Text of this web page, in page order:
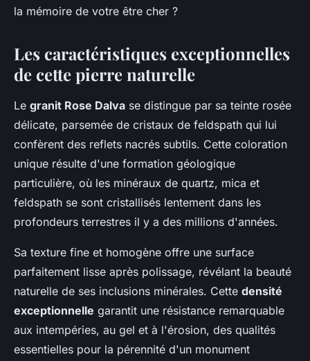
la mémoire de votre être cher ?
Les caractéristiques exceptionnelles
de cette pierre naturelle
Le granit Rose Dalva se distingue par sa teinte rosée
délicate, parsemée de cristaux de feldspath qui lui
confèrent des reflets nacrés subtils. Cette coloration
unique résulte d'une formation géologique
particulière, où les minéraux de quartz, mica et
feldspath se sont cristallisés lentement dans les
profondeurs terrestres il y a des millions d'années.
Sa texture fine et homogène offre une surface
parfaitement lisse après polissage, révélant la beauté
naturelle de ses inclusions minérales. Cette densité
exceptionnelle garantit une résistance remarquable
aux intempéries, au gel et à l'érosion, des qualités
essentielles pour la pérennité d'un monument